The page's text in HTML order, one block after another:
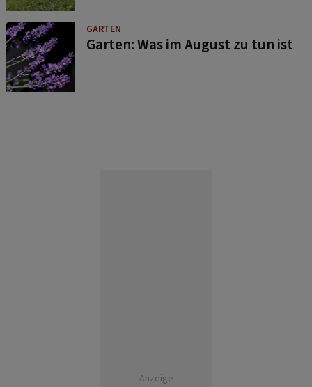
GARTEN
Garten: Was im August zu tun ist
Anzeige